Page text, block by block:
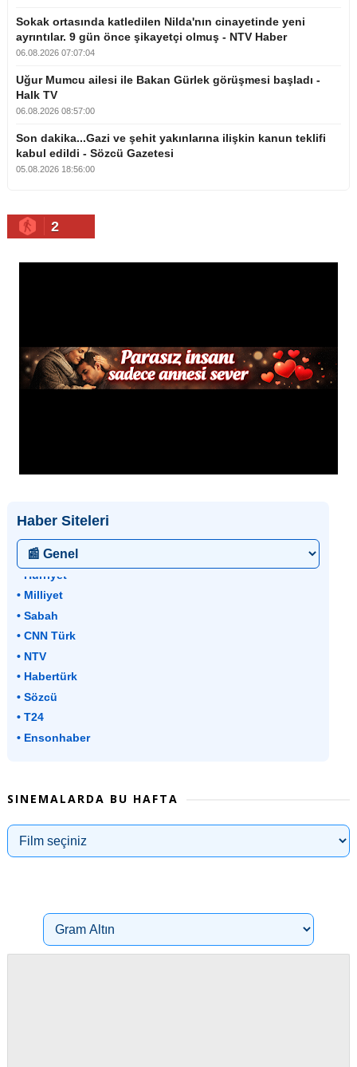
Sokak ortasında katledilen Nilda'nın cinayetinde yeni
ayrıntılar. 9 gün önce şikayetçi olmuş - NTV Haber
06.08.2026 07:07:04
Uğur Mumcu ailesi ile Bakan Gürlek görüşmesi başladı -
Halk TV
06.08.2026 08:57:00
Son dakika...Gazi ve şehit yakınlarına ilişkin kanun teklifi
kabul edildi - Sözcü Gazetesi
05.08.2026 18:56:00
2
Haber Siteleri
• Hürriyet
• Milliyet
• Sabah
• CNN Türk
• NTV
• Habertürk
• Sözcü
• T24
• Ensonhaber
SINEMALARDA BU HAFTA